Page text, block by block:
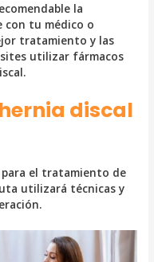
la
con tu médico o
tratamiento y las
utilizar fármacos
discal
el tratamiento de
utilizará técnicas y